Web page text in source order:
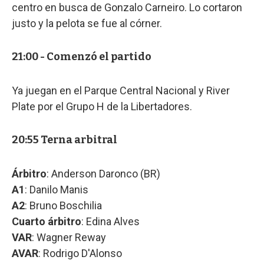
centro en busca de Gonzalo Carneiro. Lo cortaron
justo y la pelota se fue al córner.
21:00 - Comenzó el partido
Ya juegan en el Parque Central Nacional y River
Plate por el Grupo H de la Libertadores.
20:55 Terna arbitral
Árbitro: Anderson Daronco (BR)
A1: Danilo Manis
A2: Bruno Boschilia
Cuarto árbitro: Edina Alves
VAR: Wagner Reway
AVAR: Rodrigo D'Alonso